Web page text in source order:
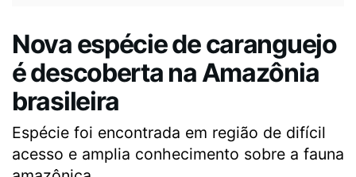
Nova espécie de caranguejo
é descoberta na Amazônia
brasileira
Espécie foi encontrada em região de difícil
acesso e amplia conhecimento sobre a fauna